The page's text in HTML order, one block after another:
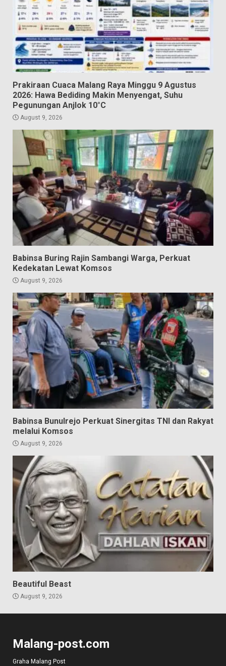
Prakiraan Cuaca Malang Raya Minggu 9 Agustus
2026: Hawa Bediding Makin Menyengat, Suhu
Pegunungan Anjlok 10°C
August 9, 2026
Babinsa Buring Rajin Sambangi Warga, Perkuat
Kedekatan Lewat Komsos
August 9, 2026
Babinsa Bunulrejo Perkuat Sinergitas TNI dan Rakyat
melalui Komsos
August 9, 2026
Beautiful Beast
August 9, 2026
Malang-post.com
Graha Malang Post